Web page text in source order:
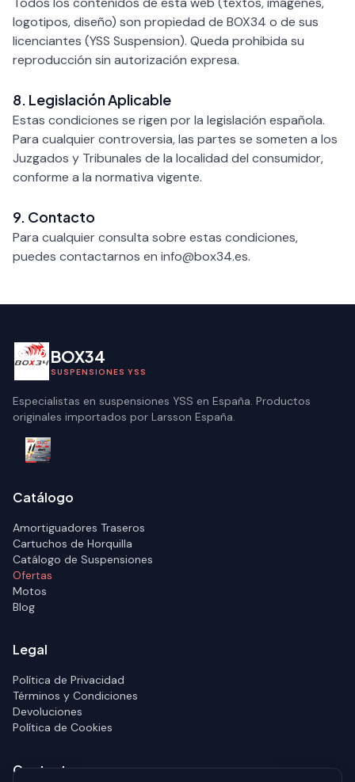
logotipos, diseño) son propiedad de BOX34 o de sus
licenciantes (YSS Suspension). Queda prohibida su
reproducción sin autorización expresa.
8. Legislación Aplicable
Estas condiciones se rigen por la legislación española.
Para cualquier controversia, las partes se someten a los
Juzgados y Tribunales de la localidad del consumidor,
conforme a la normativa vigente.
9. Contacto
Para cualquier consulta sobre estas condiciones,
puedes contactarnos en info@box34.es.
BOX34
SUSPENSIONES YSS
Especialistas en suspensiones YSS en España. Productos
originales importados por Larsson España.
Catálogo
Amortiguadores Traseros
Cartuchos de Horquilla
Catálogo de Suspensiones
Ofertas
Motos
Blog
Legal
Política de Privacidad
Términos y Condiciones
Devoluciones
Política de Cookies
Contacto